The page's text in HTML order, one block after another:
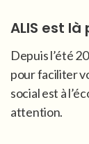
ALIS est
Depuis l’été
pour faciliter
social est à
attention.